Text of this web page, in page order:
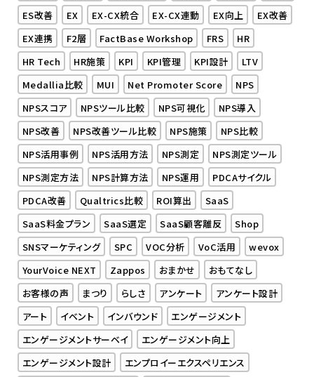
ES改善
EX EX-CX統合 EX-CX連動 EX向上
EX改善
EX連携
F2層 FactBase Workshop FRS
HR
HR Tech
HR施策 KPI KPI管理 KPI設計
LTV
Medallia比較
MUI Net Promoter Score
NPS
NPSスコア
NPSツール比較 NPS可視化
NPS導入
NPS改善
NPS改善ツール比較 NPS施策
NPS比較
NPS活用事例
NPS活用方法 NPS測定
NPS測定ツール
NPS測定方法
NPS計算方法 NPS運用
PDCAサイクル
PDCA改善
Qualtrics比較 ROI算出
SaaS
SaaS料金プラン
SaaS選定 SaaS顧客離反
Shop
SNSマーケティング
SPC VOC分析 VoC活用
wevox
YourVoice NEXT
Zappos おまかせ
おもてなし
お客様の声
まつり らしさ アンケート
アンケート設計
アート
イベント インバウンド
エンゲージメント
エンゲージメントサーベイ
エンゲージメント向上
エンゲージメント設計
エンプロイーエクスペリエンス